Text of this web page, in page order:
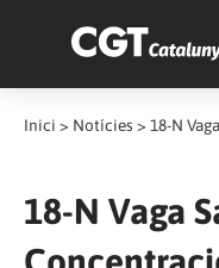
Inici > Notícies > 18-N
18-N Vaga